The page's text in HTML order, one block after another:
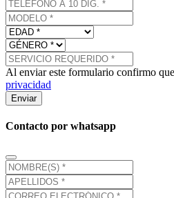
Al enviar este formulario confirmo
privacidad
Enviar
Contacto por whatsapp